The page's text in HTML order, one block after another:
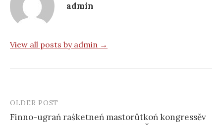
admin
View all posts by admin →
Post
OLDER POST
Finno-ugrań raśketneń mastorütkoń kongressěv